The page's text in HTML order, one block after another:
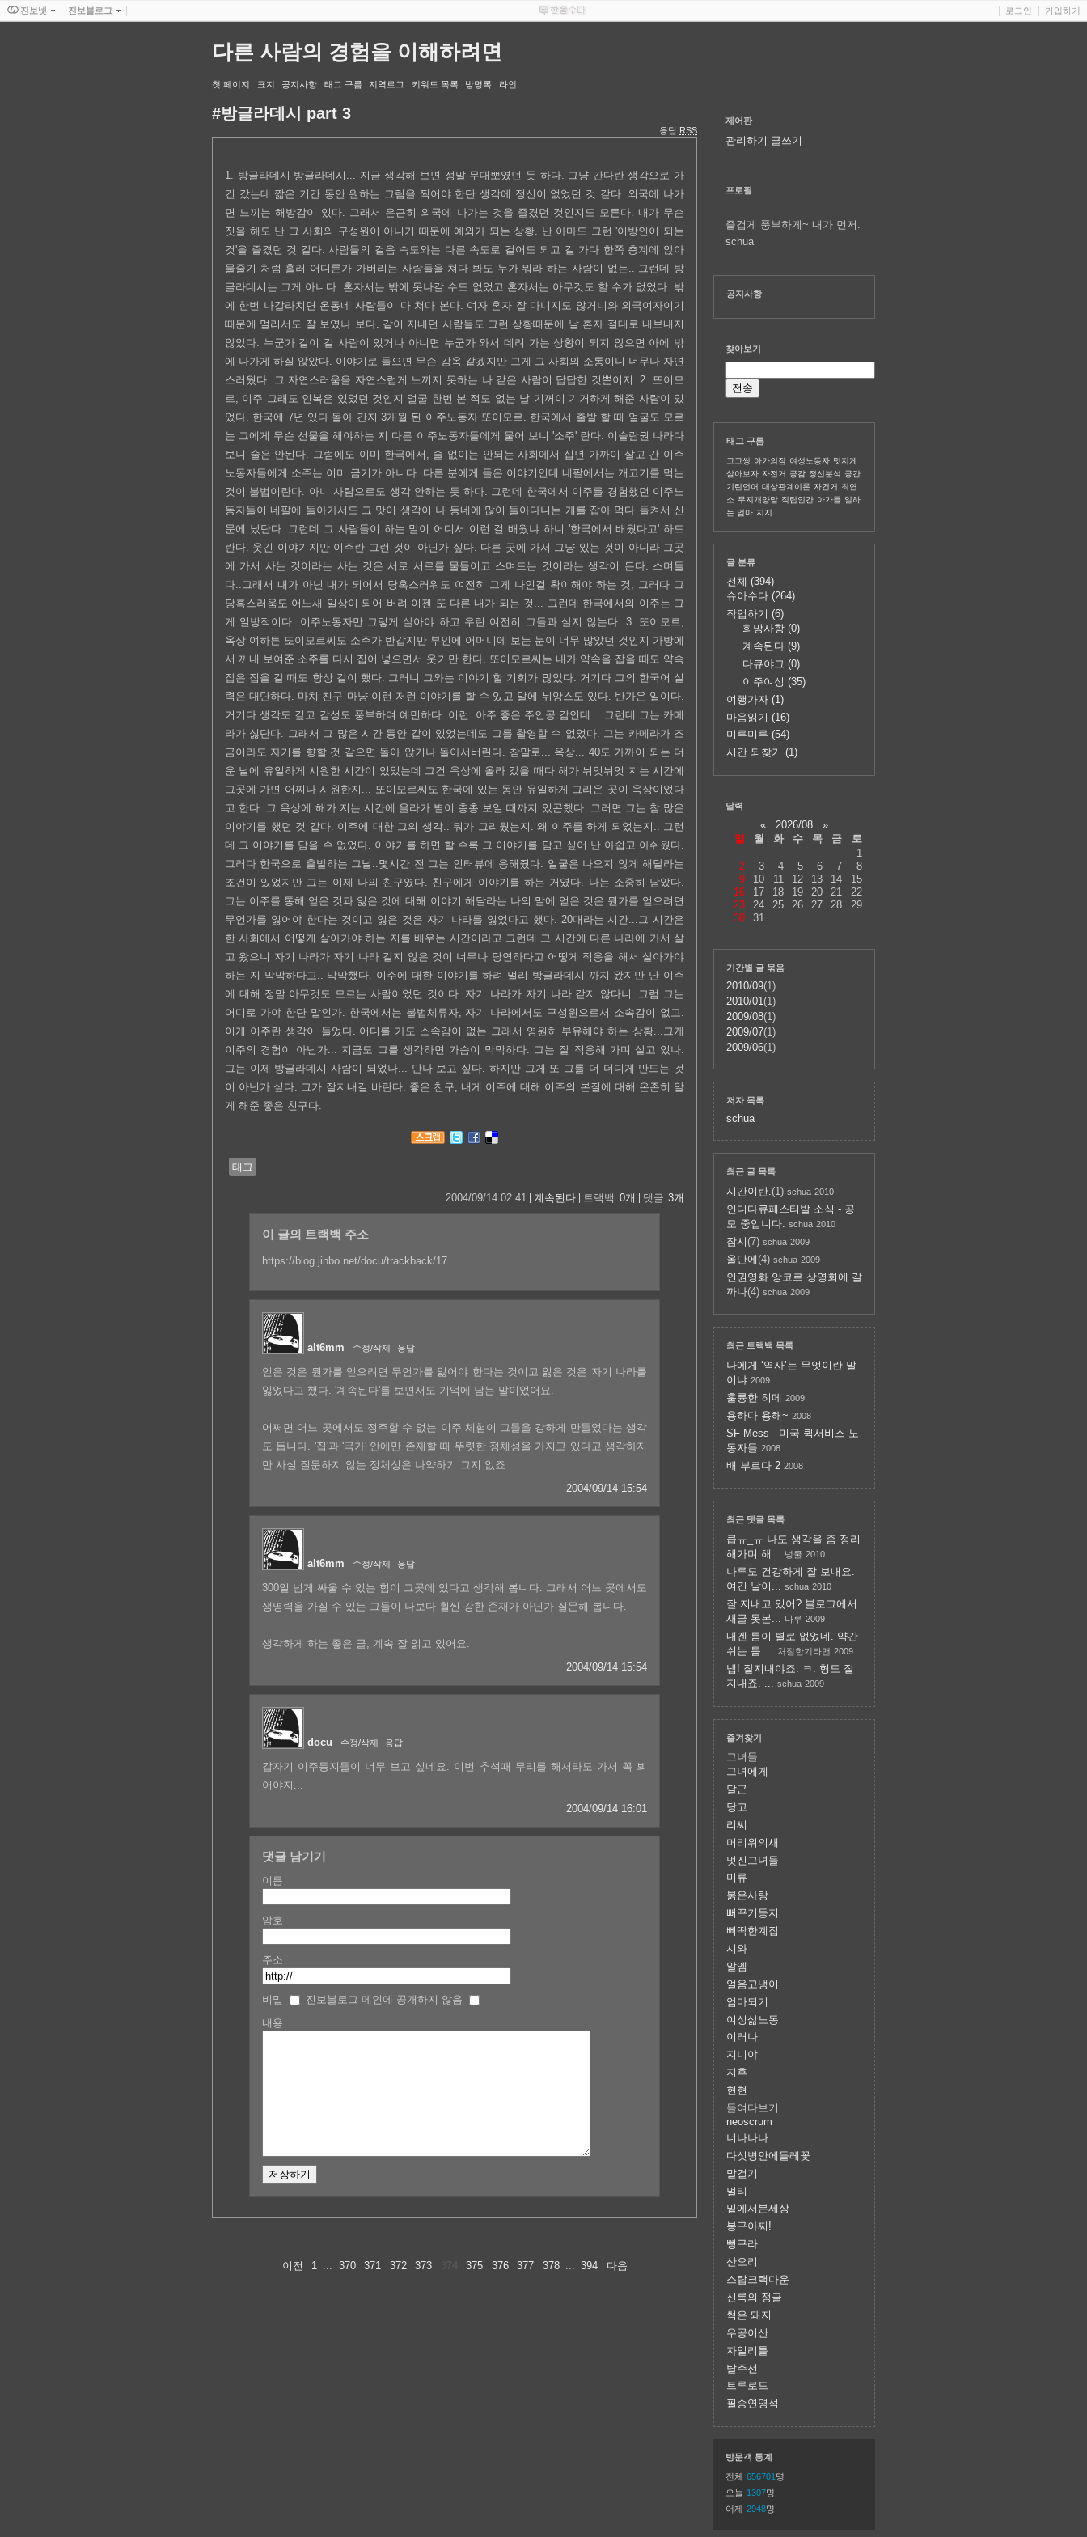
다른 사람의 경험을 이해하려면
첫 페이지 표지 공지사항 태그 구름 지역로그 키워드 목록 방명록 라인
#방글라데시 part 3
응답 RSS
1. 방글라데시 방글라데시... 지금 생각해 보면 정말 무대뽀였던 듯 하다. 그냥 간다란 생각으로 가
긴 갔는데 짧은 기간 동안 원하는 그림을 찍어야 한단 생각에 정신이 없었던 것 같다. 외국에 나가
면 느끼는 해방감이 있다. 그래서 은근히 외국에 나가는 것을 즐겼던 것인지도 모른다. 내가 무슨
짓을 해도 난 그 사회의 구성원이 아니기 때문에 예외가 되는 상황. 난 아마도 그런 '이방인이 되는
것'을 즐겼던 것 같다. 사람들의 걸음 속도와는 다른 속도로 걸어도 되고 길 가다 한쪽 층계에 앉아
물줄기 처럼 흘러 어디론가 가버리는 사람들을 쳐다 봐도 누가 뭐라 하는 사람이 없는.. 그런데 방
글라데시는 그게 아니다. 혼자서는 밖에 못나갈 수도 없었고 혼자서는 아무것도 할 수가 없었다. 밖
에 한번 나갈라치면 온동네 사람들이 다 쳐다 본다. 여자 혼자 잘 다니지도 않거니와 외국여자이기
때문에 멀리서도 잘 보였나 보다. 같이 지내던 사람들도 그런 상황때문에 날 혼자 절대로 내보내지
않았다. 누군가 같이 갈 사람이 있거나 아니면 누군가 와서 데려 가는 상황이 되지 않으면 아에 밖
에 나가게 하질 않았다. 이야기로 들으면 무슨 감옥 같겠지만 그게 그 사회의 소통이니 너무나 자연
스러웠다. 그 자연스러움을 자연스럽게 느끼지 못하는 나 같은 사람이 답답한 것뿐이지. 2. 또이모
르, 이주 그래도 인복은 있었던 것인지 얼굴 한번 본 적도 없는 날 기꺼이 기거하게 해준 사람이 있
었다. 한국에 7년 있다 돌아 간지 3개월 된 이주노동자 또이모르. 한국에서 출발 할 때 얼굴도 모르
는 그에게 무슨 선물을 해야하는 지 다른 이주노동자들에게 물어 보니 '소주' 란다. 이슬람권 나라다
보니 술은 안된다. 그럼에도 이미 한국에서, 술 없이는 안되는 사회에서 십년 가까이 살고 간 이주
노동자들에게 소주는 이미 금기가 아니다. 다른 분에게 들은 이야기인데 네팔에서는 개고기를 먹는
것이 불법이란다. 아니 사람으로도 생각 안하는 듯 하다. 그런데 한국에서 이주를 경험했던 이주노
동자들이 네팔에 돌아가서도 그 맛이 생각이 나 동네에 많이 돌아다니는 개를 잡아 먹다 들켜서 신
문에 났단다. 그런데 그 사람들이 하는 말이 어디서 이런 걸 배웠냐 하니 '한국에서 배웠다고' 하드
란다. 웃긴 이야기지만 이주란 그런 것이 아닌가 싶다. 다른 곳에 가서 그냥 있는 것이 아니라 그곳
에 가서 사는 것이라는 사는 것은 서로 서로를 물들이고 스며드는 것이라는 생각이 든다. 스며들
다..그래서 내가 아닌 내가 되어서 당혹스러워도 여전히 그게 나인걸 확이해야 하는 것, 그러다 그
당혹스러움도 어느새 일상이 되어 버려 이젠 또 다른 내가 되는 것... 그런데 한국에서의 이주는 그
게 일방적이다. 이주노동자만 그렇게 살아야 하고 우린 여전히 그들과 살지 않는다. 3. 또이모르,
옥상 여하튼 또이모르씨도 소주가 반갑지만 부인에 어머니에 보는 눈이 너무 많았던 것인지 가방에
서 꺼내 보여준 소주를 다시 집어 넣으면서 웃기만 한다. 또이모르씨는 내가 약속을 잡을 때도 약속
잡은 집을 갈 때도 항상 같이 했다. 그러니 그와는 이야기 할 기회가 많았다. 거기다 그의 한국어 실
력은 대단하다. 마치 친구 마냥 이런 저런 이야기를 할 수 있고 말에 뉘앙스도 있다. 반가운 일이다.
거기다 생각도 깊고 감성도 풍부하며 예민하다. 이런..아주 좋은 주인공 감인데... 그런데 그는 카메
라가 싫단다. 그래서 그 많은 시간 동안 같이 있었는데도 그를 촬영할 수 없었다. 그는 카메라가 조
금이라도 자기를 향할 것 같으면 돌아 앉거나 돌아서버린다. 참말로... 옥상... 40도 가까이 되는 더
운 날에 유일하게 시원한 시간이 있었는데 그건 옥상에 올라 갔을 때다 해가 뉘엇뉘엇 지는 시간에
그곳에 가면 어찌나 시원한지... 또이모르씨도 한국에 있는 동안 유일하게 그리운 곳이 옥상이었다
고 한다. 그 옥상에 해가 지는 시간에 올라가 별이 총총 보일 때까지 있곤했다. 그러면 그는 참 많은
이야기를 했던 것 같다. 이주에 대한 그의 생각.. 뭐가 그리웠는지. 왜 이주를 하게 되었는지.. 그런
데 그 이야기를 담을 수 없었다. 이야기를 하면 할 수록 그 이야기를 담고 싶어 난 아쉽고 아쉬웠다.
그러다 한국으로 출발하는 그날..몇시간 전 그는 인터뷰에 응해줬다. 얼굴은 나오지 않게 해달라는
조건이 있었지만 그는 이제 나의 친구였다. 친구에게 이야기를 하는 거였다. 나는 소중히 담았다.
그는 이주를 통해 얻은 것과 잃은 것에 대해 이야기 해달라는 나의 말에 얻은 것은 뭔가를 얻으려면
무언가를 잃어야 한다는 것이고 잃은 것은 자기 나라를 잃었다고 했다. 20대라는 시간...그 시간은
한 사회에서 어떻게 살아가야 하는 지를 배우는 시간이라고 그런데 그 시간에 다른 나라에 가서 살
고 왔으니 자기 나라가 자기 나라 같지 않은 것이 너무나 당연하다고 어떻게 적응을 해서 살아가야
하는 지 막막하다고.. 막막했다. 이주에 대한 이야기를 하려 멀리 방글라데시 까지 왔지만 난 이주
에 대해 정말 아무것도 모르는 사람이었던 것이다. 자기 나라가 자기 나라 같지 않다니..그럼 그는
어디로 가야 한단 말인가. 한국에서는 불법체류자, 자기 나라에서도 구성원으로서 소속감이 없고.
이게 이주란 생각이 들었다. 어디를 가도 소속감이 없는 그래서 영원히 부유해야 하는 상황...그게
이주의 경험이 아닌가... 지금도 그를 생각하면 가슴이 막막하다. 그는 잘 적응해 가며 살고 있나.
그는 이제 방글라데시 사람이 되었나... 만나 보고 싶다. 하지만 그게 또 그를 더 더디게 만드는 것
이 아닌가 싶다. 그가 잘지내길 바란다. 좋은 친구, 내게 이주에 대해 이주의 본질에 대해 온존히 알
게 해준 좋은 친구다.
태그
2004/09/14 02:41 계속된다 트랙백 0개 댓글 3개
이 글의 트랙백 주소
https://blog.jinbo.net/docu/trackback/17
alt6mm 수정/삭제 응답
얻은 것은 뭔가를 얻으려면 무언가를 잃어야 한다는 것이고 잃은 것은 자기 나라를
잃었다고 했다. '계속된다'를 보면서도 기억에 남는 말이었어요.
어쩌면 어느 곳에서도 정주할 수 없는 이주 체험이 그들을 강하게 만들었다는 생각
도 듭니다. '집'과 '국가' 안에만 존재할 때 뚜렷한 정체성을 가지고 있다고 생각하지
만 사실 질문하지 않는 정체성은 나약하기 그지 없죠.
2004/09/14 15:54
alt6mm 수정/삭제 응답
300일 넘게 싸울 수 있는 힘이 그곳에 있다고 생각해 봅니다. 그래서 어느 곳에서도
생명력을 가질 수 있는 그들이 나보다 훨씬 강한 존재가 아닌가 질문해 봅니다.
생각하게 하는 좋은 글, 계속 잘 읽고 있어요.
2004/09/14 15:54
docu 수정/삭제 응답
갑자기 이주동지들이 너무 보고 싶네요. 이번 추석때 무리를 해서라도 가서 꼭 뵈
어야지...
2004/09/14 16:01
댓글 남기기
이름
암호
주소
비밀
진보블로그 메인에 공개하지 않음
내용
이전 1 ... 370 371 372 373 375 376 377 378 ... 394 다음
제어판
관리하기 글쓰기
프로필
즐겁게 풍부하게~ 내가 먼저.
schua
공지사항
찾아보기
태그 구름
고고씽 아가의잠 여성노동자 멋지게
살아보자 자전거 공감 정신분석 공간
기린언어 대상관계이론 자건거 최연
소 무지개양말 직립인간 아가들 일하
는 엄마 지지
글 분류
전체 (394)
슈아수다 (264)
작업하기 (6)
희망사항 (0)
계속된다 (9)
다큐야그 (0)
이주여성 (35)
여행가자 (1)
마음읽기 (16)
미루미루 (54)
시간 되찾기 (1)
달력
« 2026/08
»
일
월 화 수 목 금
토
1
2
3 4 5 6 7
8
9
10 11 12 13 14
15
16
17 18 19 20 21
22
23
24 25 26 27 28
29
30
31
기간별 글 묶음
2010/09(1)
2010/01(1)
2009/08(1)
2009/07(1)
2009/06(1)
저자 목록
schua
최근 글 목록
시간이란. (1) schua 2010
인디다큐페스티발 소식 - 공
모 중입니다.
schua 2010
잠시 (7) schua 2009
올만에 (4) schua 2009
인권영화 앙코르 상영회에 갈
까나(4) schua 2009
최근 트랙백 목록
나에게 ‘역사’는 무엇이란 말
이냐 2009
훌륭한 히메 2009
용하다 용해~ 2008
SF Mess - 미국 퀵서비스 노
동자들 2008
배 부르다 2 2008
최근 댓글 목록
큽ㅠ_ㅠ 나도 생각을 좀 정리
해가며 해... 넝쿨 2010
나루도 건강하게 잘 보내요.
여긴 날이...
schua 2010
잘 지내고 있어? 블로그에서
새글 못본...
나루 2009
내겐 틈이 별로 없었네. 약간
쉬는 틈....
처절한기타맨 2009
넵! 잘지내야죠. ㅋ. 형도 잘
지내죠. ...
schua 2009
즐겨찾기
그녀들
그녀에게
달군
당고
리씨
머리위의새
멋진그녀들
미류
붉은사랑
뻐꾸기둥지
삐딱한계집
시와
알엠
얼음고냉이
엄마되기
여성삶노동
이러나
지니야
지후
현현
들여다보기
neoscrum
너나나나
다섯병안에들레꽃
말걸기
멀티
밑에서본세상
봉구아찌!
뻥구라
산오리
스탑크랙다운
신록의 정글
썩은 돼지
우공이산
자일리톨
탈주선
트루로드
필승연영석
방문객 통계
전체 656701 명
오늘 1307명
어제 2948명
진보넷 진보블로그 로그인 가입하기